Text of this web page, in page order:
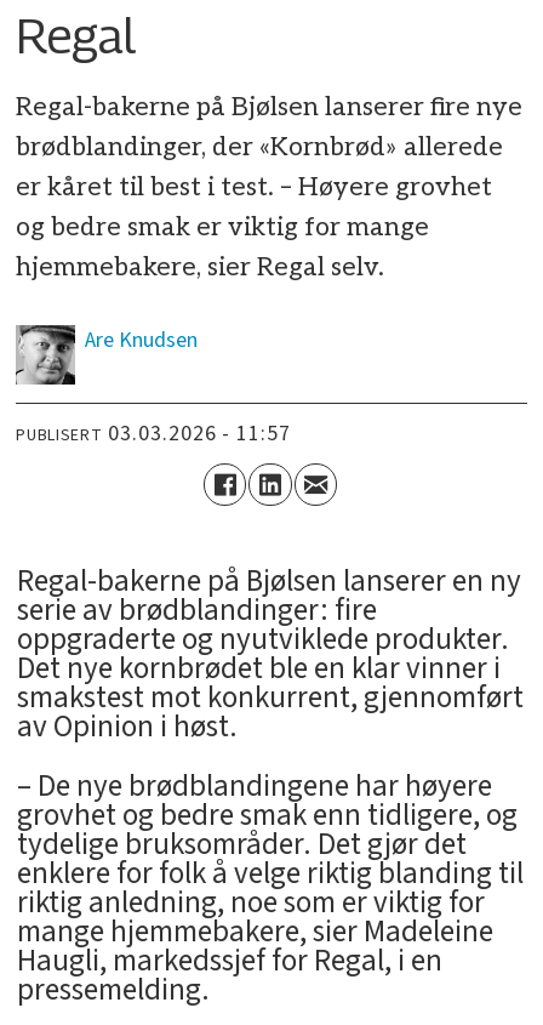
Regal
Regal-bakerne på Bjølsen lanserer fire nye
brødblandinger, der «Kornbrød» allerede
er kåret til best i test. – Høyere grovhet
og bedre smak er viktig for mange
hjemmebakere, sier Regal selv.
Are Knudsen
PUBLISERT 03.03.2026 - 11:57
Regal-bakerne på Bjølsen lanserer en ny
serie av brødblandinger: fire
oppgraderte og nyutviklede produkter.
Det nye kornbrødet ble en klar vinner i
smakstest mot konkurrent, gjennomført
av Opinion i høst.
– De nye brødblandingene har høyere
grovhet og bedre smak enn tidligere, og
tydelige bruksområder. Det gjør det
enklere for folk å velge riktig blanding til
riktig anledning, noe som er viktig for
mange hjemmebakere, sier Madeleine
Haugli, markedssjef for Regal, i en
pressemelding.